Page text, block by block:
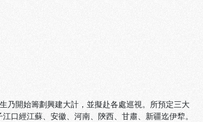
乃開始籌劃興建大計，並擬赴各處巡視。所預定三大
口經江蘇、安徽、河南、陝西、甘肅、新疆迄伊犂。